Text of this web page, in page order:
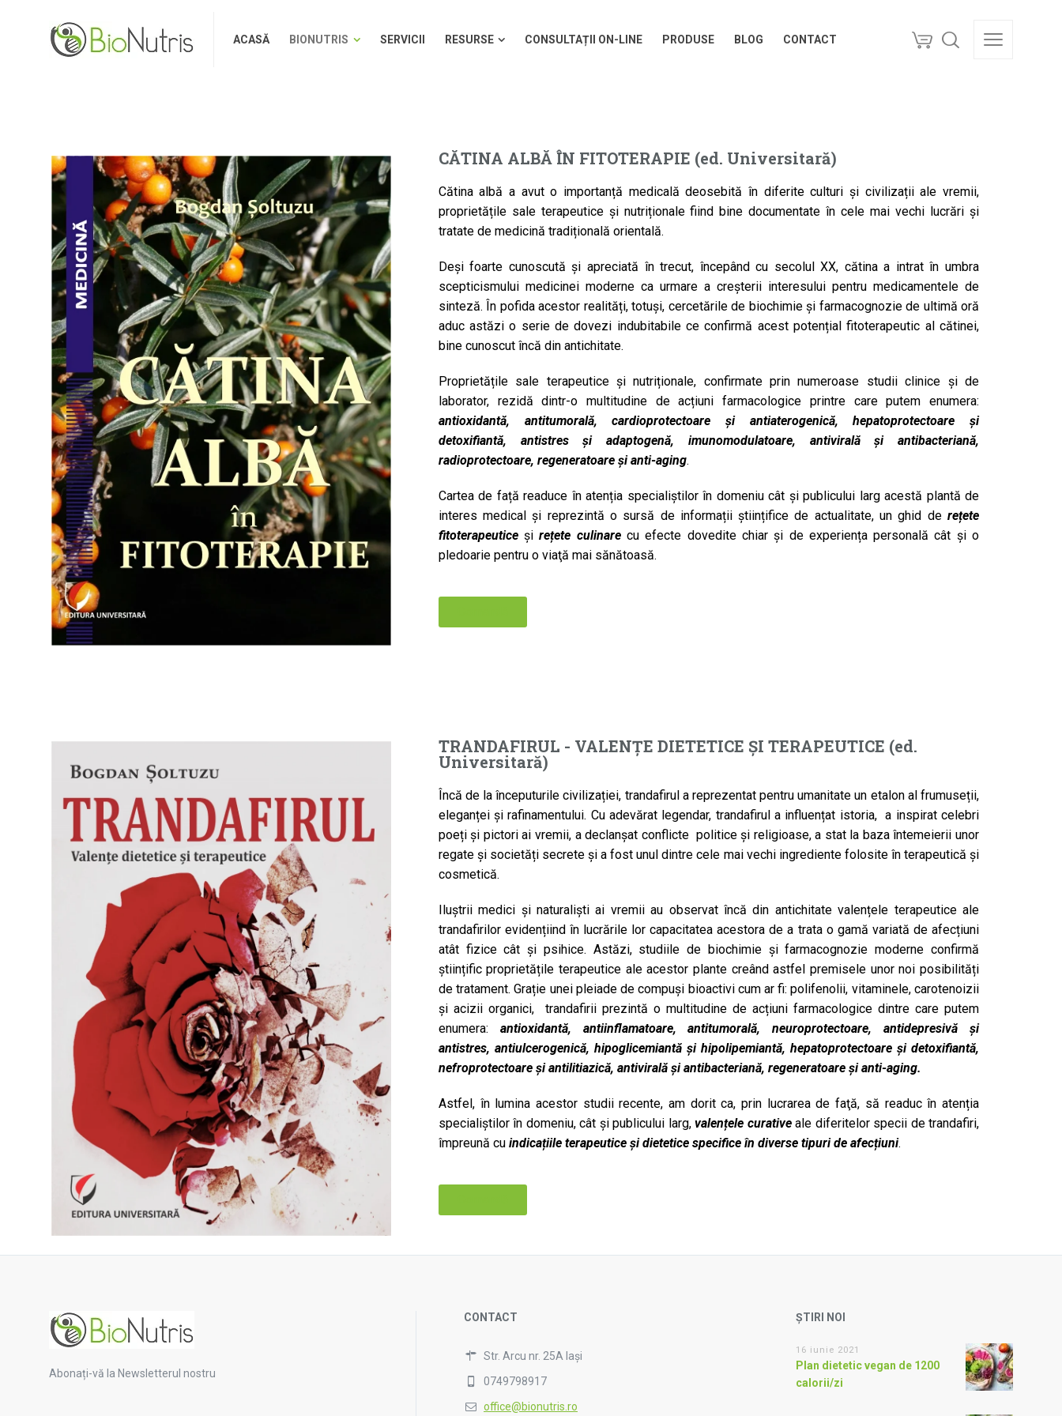
ACASĂ BIONUTRIS SERVICII RESURSE CONSULTAȚII ON-LINE PRODUSE BLOG CONTACT
CĂTINA ALBĂ ÎN FITOTERAPIE (ed. Universitară)
Cătina albă a avut o importanță medicală deosebită în diferite culturi și civilizații ale vremii,
proprietățile sale terapeutice și nutriționale fiind bine documentate în cele mai vechi lucrări și
tratate de medicină tradițională orientală.
Deși foarte cunoscută și apreciată în trecut, începând cu secolul XX, cătina a intrat în umbra
scepticismului medicinei moderne ca urmare a creșterii interesului pentru medicamentele de
sinteză. În pofida acestor realități, totuși, cercetările de biochimie și farmacognozie de ultimă oră
aduc astăzi o serie de dovezi indubitabile ce confirmă acest potențial fitoterapeutic al cătinei,
bine cunoscut încă din antichitate.
Proprietățile sale terapeutice și nutriționale, confirmate prin numeroase studii clinice și de
laborator, rezidă dintr-o multitudine de acțiuni farmacologice printre care putem enumera:
antioxidantă, antitumorală, cardioprotectoare și antiaterogenică, hepatoprotectoare și
detoxifiantă, antistres și adaptogenă, imunomodulatoare, antivirală și antibacteriană,
radioprotectoare, regeneratoare și anti-aging.
Cartea de față readuce în atenția specialiștilor în domeniu cât și publicului larg acestă plantă de
interes medical și reprezintă o sursă de informații științifice de actualitate, un ghid de rețete
fitoterapeutice șirețete culinarecu efecte dovedite chiar și de experiența personală cât și o
pledoarie pentru o viaţă mai sănătoasă.
TRANDAFIRUL - VALENȚE DIETETICE ȘI TERAPEUTICE (ed.
Universitară)
Încă de la începuturile civilizației, trandafirul a reprezentat pentru umanitate un etalon al frumuseții,
eleganței și rafinamentului. Cu adevărat legendar, trandafirul a influențat istoria, a inspirat celebri
poeți și pictori ai vremii, a declanșat conflicte politice și religioase, a stat la baza întemeierii unor
regate și societăți secrete și a fost unul dintre cele mai vechi ingrediente folosite în terapeutică și
cosmetică.
Iluștrii medici și naturaliști ai vremii au observat încă din antichitate valențele terapeutice ale
trandafirilor evidențiind în lucrările lor capacitatea acestora de a trata o gamă variată de afecțiuni
atât fizice cât și psihice. Astăzi, studiile de biochimie și farmacognozie moderne confirmă
științific proprietățile terapeutice ale acestor plante creând astfel premisele unor noi posibilități
de tratament. Grație unei pleiade de compuși bioactivi cum ar fi: polifenolii, vitaminele, carotenoizii
și acizii organici, trandafirii prezintă o multitudine de acțiuni farmacologice dintre care putem
enumera: antioxidantă, antiinflamatoare, antitumorală, neuroprotectoare, antidepresivă și
antistres, antiulcerogenică, hipoglicemiantă și hipolipemiantă, hepatoprotectoare și detoxifiantă,
nefroprotectoare și antilitiazică, antivirală și antibacteriană, regeneratoare și anti-aging.
Astfel, în lumina acestor studii recente, am dorit ca, prin lucrarea de faţă, să readuc în atenția
specialiștilor în domeniu, cât și publicului larg,valențele curative ale diferitelor specii de trandafiri,
împreună cu indicațiile terapeutice și dietetice specificeîn diverse tipuri de afecțiuni.
Abonați-vă la Newsletterul nostru
CONTACT
Str. Arcu nr. 25A Iași
0749798917
office@bionutris.ro
ȘTIRI NOI
16 iunie 2021
Plan dietetic vegan de 1200
calorii/zi